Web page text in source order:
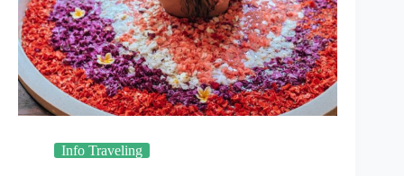
Info Traveling